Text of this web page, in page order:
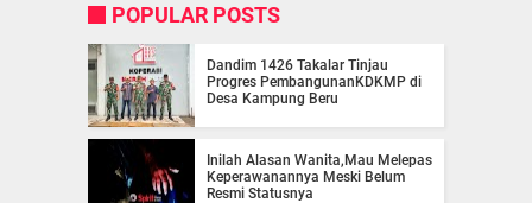
POPULAR POSTS
Dandim 1426 Takalar Tinjau
Progres PembangunanKDKMP di
Desa Kampung Beru
Inilah Alasan Wanita,Mau Melepas
Keperawanannya Meski Belum
Resmi Statusnya